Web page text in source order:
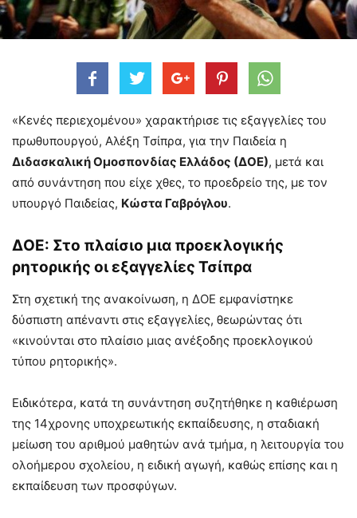
«Κενές περιεχομένου» χαρακτήρισε τις εξαγγελίες του
πρωθυπουργού, Αλέξη Τσίπρα, για την Παιδεία η
Διδασκαλική Ομοσπονδίας Ελλάδος (ΔΟΕ), μετά και
από συνάντηση που είχε χθες, το προεδρείο της, με τον
υπουργό Παιδείας, Κώστα Γαβρόγλου.
ΔΟΕ: Στο πλαίσιο μια προεκλογικής
ρητορικής οι εξαγγελίες Τσίπρα
Στη σχετική της ανακοίνωση, η ΔΟΕ εμφανίστηκε
δύσπιστη απέναντι στις εξαγγελίες, θεωρώντας ότι
«κινούνται στο πλαίσιο μιας ανέξοδης προεκλογικού
τύπου ρητορικής».
Ειδικότερα, κατά τη συνάντηση συζητήθηκε η καθιέρωση
της 14χρονης υποχρεωτικής εκπαίδευσης, η σταδιακή
μείωση του αριθμού μαθητών ανά τμήμα, η λειτουργία του
ολοήμερου σχολείου, η ειδική αγωγή, καθώς επίσης και η
εκπαίδευση των προσφύγων.